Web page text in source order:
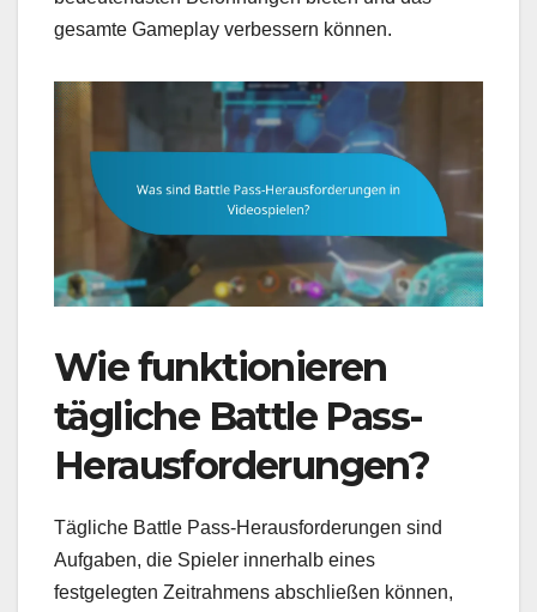
gesamte Gameplay verbessern können.
Wie funktionieren
tägliche Battle Pass-
Herausforderungen?
Tägliche Battle Pass-Herausforderungen sind
Aufgaben, die Spieler innerhalb eines
festgelegten Zeitrahmens abschließen können,